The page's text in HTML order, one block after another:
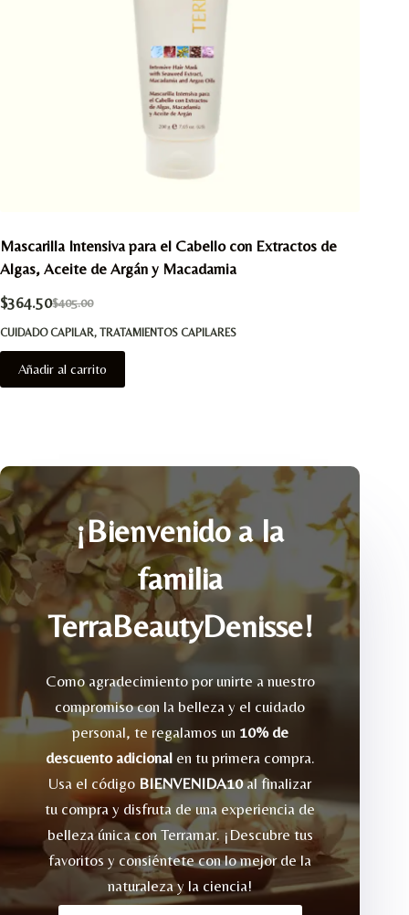
Mascarilla Intensiva para el Cabello con Extractos de
Algas, Aceite de Argán y Macadamia
$405.00
El
precio
original
era:
$364.50
El
precio
actual
es:
CUIDADO CAPILAR, TRATAMIENTOS CAPILARES
Añadir al carrito
¡Bienvenido a la
familia
TerraBeautyDenisse!
Como agradecimiento por unirte a nuestro
compromiso con la belleza y el cuidado
personal, te regalamos un 10% de
descuento adicionalen tu primera compra.
Usa el código BIENVENIDA10al finalizar
tu compra y disfruta de una experiencia de
belleza única con Terramar. ¡Descubre tus
favoritos y consiéntete con lo mejor de la
naturaleza y la ciencia!